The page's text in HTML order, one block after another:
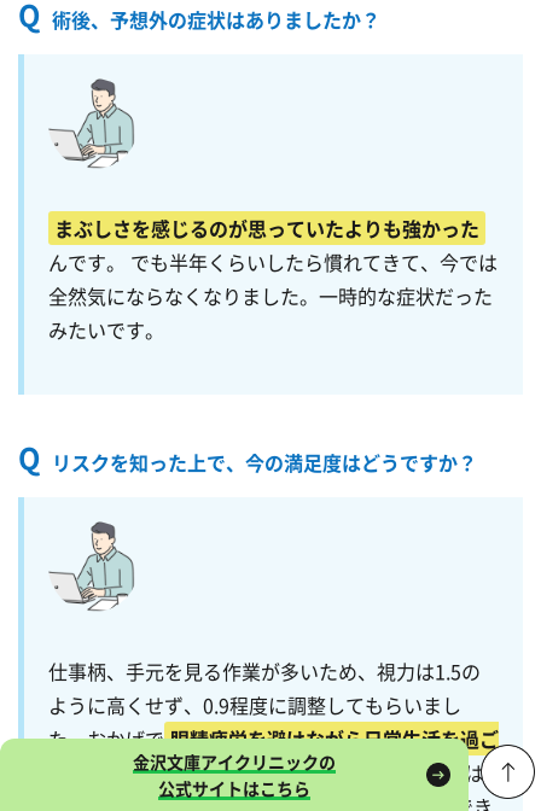
金沢文庫アイクリニックの
公式サイトはこちら
Q 術後、予想外の症状はありましたか？
まぶしさを感じるのが思っていたよりも強かった
んです。 でも半年くらいしたら慣れてきて、今では
全然気にならなくなりました。一時的な症状だった
みたいです。
Q リスクを知った上で、今の満足度はどうですか？
仕事柄、手元を見る作業が多いため、視力は1.5の
ように高くせず、0.9程度に調整してもらいまし
た。おかげで 眼精疲労を避けながら日常生活を過ご
すことができ 、満足しています。 いろいろ不安は